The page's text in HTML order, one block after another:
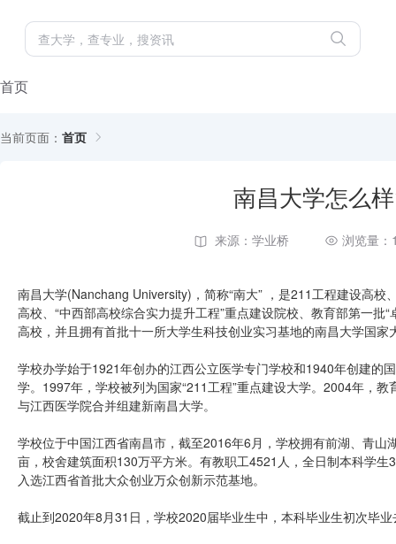
首页
当前页面： 首页
南昌大学怎么
来源：学业桥 浏览量：
南昌大学(Nanchang University)，简称“南大” ，是211工程建设高
高校、“中西部高校综合实力提升工程”重点建设院校、教育部第一批
高校，并且拥有首批十一所大学生科技创业实习基地的南昌大学国家
学校办学始于1921年创办的江西公立医学专门学校和1940年创建的
学。1997年，学校被列为国家“211工程”重点建设大学。2004年，
与江西医学院合并组建新南昌大学。
学校位于中国江西省南昌市，截至2016年6月，学校拥有前湖、青
亩，校舍建筑面积130万平方米。有教职工4521人，全日制本科学
入选江西省首批大众创业万众创新示范基地。
截止到2020年8月31日，学校2020届毕业生中，本科毕业生初次毕